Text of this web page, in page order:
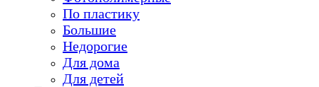
По пластику
Большие
Недорогие
Для дома
Для детей